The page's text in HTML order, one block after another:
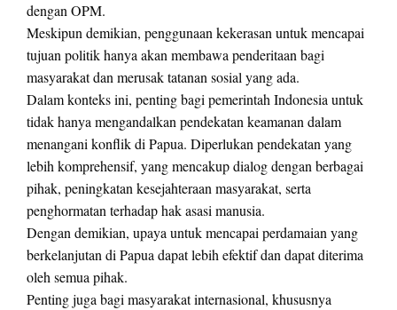
dengan OPM.
Meskipun demikian, penggunaan kekerasan untuk mencapai
tujuan politik hanya akan membawa penderitaan bagi
masyarakat dan merusak tatanan sosial yang ada.
Dalam konteks ini, penting bagi pemerintah Indonesia untuk
tidak hanya mengandalkan pendekatan keamanan dalam
menangani konflik di Papua. Diperlukan pendekatan yang
lebih komprehensif, yang mencakup dialog dengan berbagai
pihak, peningkatan kesejahteraan masyarakat, serta
penghormatan terhadap hak asasi manusia.
Dengan demikian, upaya untuk mencapai perdamaian yang
berkelanjutan di Papua dapat lebih efektif dan dapat diterima
oleh semua pihak.
Penting juga bagi masyarakat internasional, khususnya